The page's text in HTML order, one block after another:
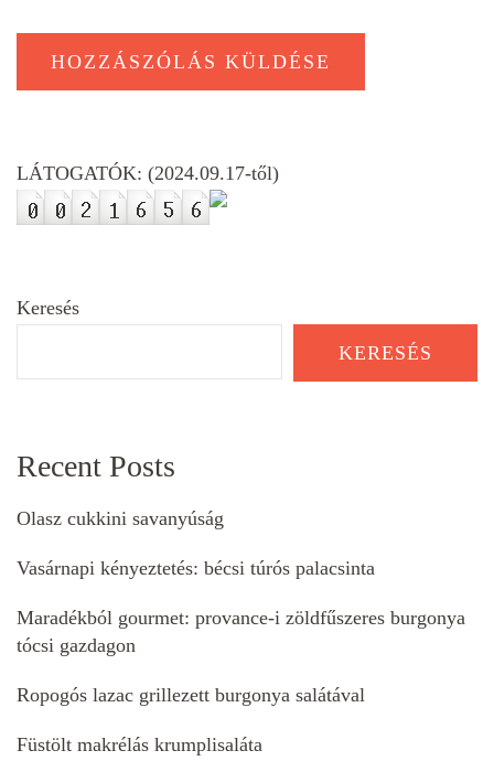
LÁTOGATÓK: (2024.09.17-től)
Keresés
KERESÉS
Recent Posts
Olasz cukkini savanyúság
Vasárnapi kényeztetés: bécsi túrós palacsinta
Maradékból gourmet: provance-i zöldfűszeres burgonya
tócsi gazdagon
Ropogós lazac grillezett burgonya salátával
Füstölt makrélás krumplisaláta